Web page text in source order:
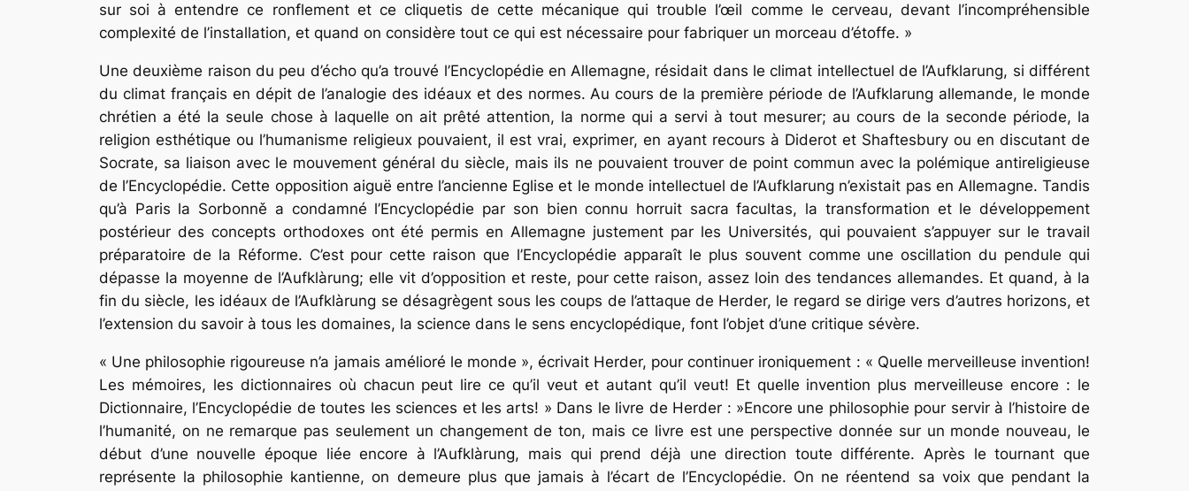
sur soi à entendre ce ronflement et ce cliquetis de cette mécanique qui trouble l’œil comme le cerveau, devant l’incompréhensible
complexité de l’installation, et quand on considère tout ce qui est nécessaire pour fabriquer un morceau d’étoffe. »
Une deuxième raison du peu d’écho qu’a trouvé l’Encyclopédie en Allemagne, résidait dans le climat intellectuel de l’Aufklarung, si différent
du climat français en dépit de l’analogie des idéaux et des normes. Au cours de la première période de l’Aufklarung allemande, le monde
chrétien a été la seule chose à laquelle on ait prêté attention, la norme qui a servi à tout mesurer; au cours de la seconde période, la
religion esthétique ou l’humanisme religieux pouvaient, il est vrai, exprimer, en ayant recours à Diderot et Shaftesbury ou en discutant de
Socrate, sa liaison avec le mouvement général du siècle, mais ils ne pouvaient trouver de point commun avec la polémique antireligieuse
de l’Encyclopédie. Cette opposition aiguë entre l’ancienne Eglise et le monde intellectuel de l’Aufklarung n’existait pas en Allemagne. Tandis
qu’à Paris la Sorbonně a condamné l’Encyclopédie par son bien connu horruit sacra facultas, la transformation et le développement
postérieur des concepts orthodoxes ont été permis en Allemagne justement par les Universités, qui pouvaient s’appuyer sur le travail
préparatoire de la Réforme. C’est pour cette raison que l’Encyclopédie apparaît le plus souvent comme une oscillation du pendule qui
dépasse la moyenne de l’Aufklàrung; elle vit d’opposition et reste, pour cette raison, assez loin des tendances allemandes. Et quand, à la
fin du siècle, les idéaux de l’Aufklàrung se désagrègent sous les coups de l’attaque de Herder, le regard se dirige vers d’autres horizons, et
l’extension du savoir à tous les domaines, la science dans le sens encyclopédique, font l’objet d’une critique sévère.
« Une philosophie rigoureuse n’a jamais amélioré le monde », écrivait Herder, pour continuer ironiquement : « Quelle merveilleuse invention!
Les mémoires, les dictionnaires où chacun peut lire ce qu’il veut et autant qu’il veut! Et quelle invention plus merveilleuse encore : le
Dictionnaire, l’Encyclopédie de toutes les sciences et les arts! » Dans le livre de Herder : »Encore une philosophie pour servir à l’histoire de
l’humanité, on ne remarque pas seulement un changement de ton, mais ce livre est une perspective donnée sur un monde nouveau, le
début d’une nouvelle époque liée encore à l’Aufklàrung, mais qui prend déjà une direction toute différente. Après le tournant que
représente la philosophie kantienne, on demeure plus que jamais à l’écart de l’Encyclopédie. On ne réentend sa voix que pendant la